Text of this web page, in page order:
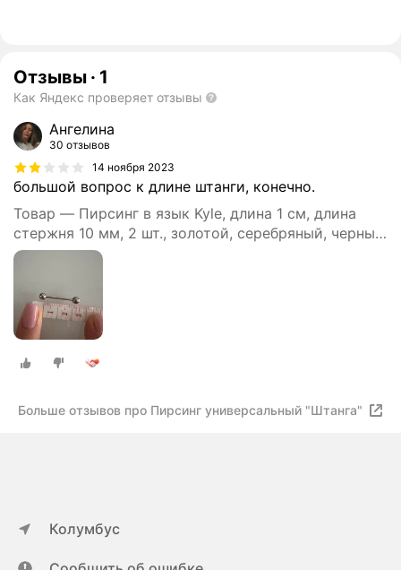
Отзывы · 1
Как Яндекс проверяет отзывы
Ангелина
30 отзывов
14 ноября 2023
большой вопрос к длине штанги, конечно.
Товар — Пирсинг в язык Kyle, длина 1 см, длина
стержня 10 мм, 2 шт., золотой, серебряный, черный,
белый
Больше отзывов про Пирсинг универсальный "Штанга"
Колумбус